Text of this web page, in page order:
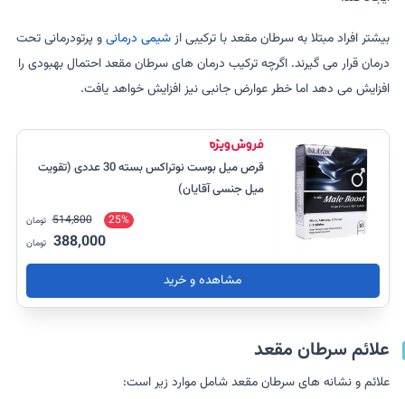
بیشتر افراد مبتلا به سرطان مقعد با ترکیبی ازشیمی درمانیو پرتودرمانی تحت
درمان قرار می گیرند. اگرچه ترکیب درمان های سرطان مقعد احتمال بهبودی را
افزایش می دهد اما خطر عوارض جانبی نیز افزایش خواهد یافت.
قرص میل بوست نوتراکس بسته 30 عددی (تقویت
میل جنسی آقایان)
25%
514,800 تومان
388,000 تومان
مشاهده و خرید
علائم سرطان مقعد
علائم و نشانه های سرطان مقعد شامل موارد زیر است: